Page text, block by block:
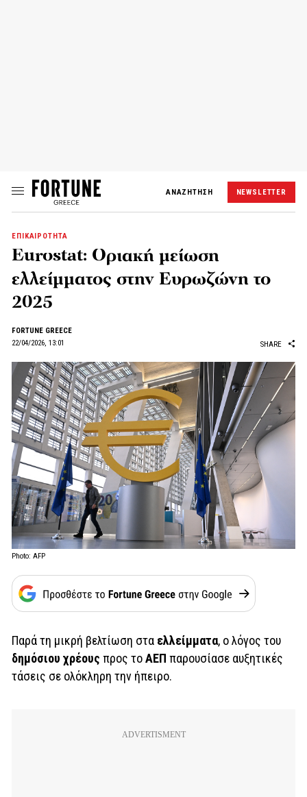
ΑΝΑΖΗΤΗΣΗ NEWSLETTER
ΕΠΙΚΑΙΡΟΤΗΤΑ
Eurostat: Οριακή μείωση
ελλείμματος στην Ευρωζώνη το
2025
FORTUNE GREECE
22/04/2026, 13:01
SHARE
Photo: AFP
Παρά τη μικρή βελτίωση στα ελλείμματα, ο λόγος του
δημόσιου χρέους προς τοΑΕΠ παρουσίασε αυξητικές
τάσεις σε ολόκληρη την ήπειρο.